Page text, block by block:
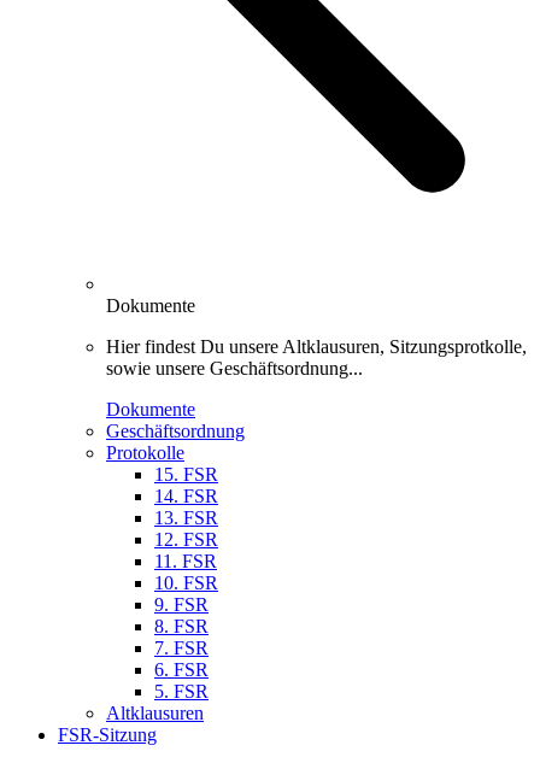
Dokumente
Hier findest Du unsere Altklausuren, Sitzungsprotkolle,
sowie unsere Geschäftsordnung...
Dokumente
Geschäftsordnung
Protokolle
15. FSR
14. FSR
13. FSR
12. FSR
11. FSR
10. FSR
9. FSR
8. FSR
7. FSR
6. FSR
5. FSR
Altklausuren
FSR-Sitzung